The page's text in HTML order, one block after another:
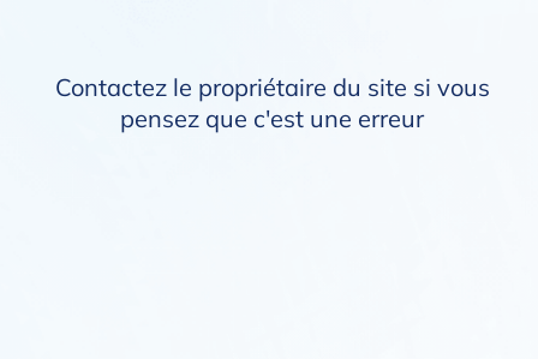
Contactez le propriétaire du site si vous
pensez que c'est une erreur